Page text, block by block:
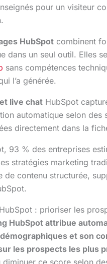
pour un visiteur
HubSpot combinent
dans un seul outil. Elles
sans compétences
l’a générée.
live chat HubSpot
automatique selon des
directement dans la
93 % des entreprises
stratégies marketing
de contenu structurée,
: prioriser les
HubSpot attribue
et son
les prospects les plus